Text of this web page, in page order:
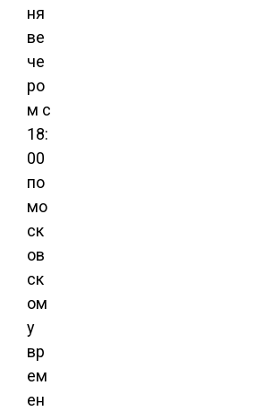
ня
ве
че
ро
м с
18:
00
по
мо
ск
ов
ск
ом
у
вр
ем
ен